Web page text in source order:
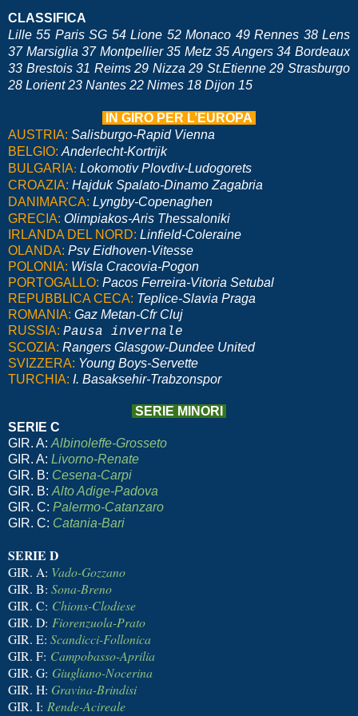
CLASSIFICA
Lille 55 Paris SG 54 Lione 52 Monaco 49 Rennes 38 Lens
37 Marsiglia 37 Montpellier 35 Metz 35 Angers 34 Bordeaux
33 Brestois 31 Reims 29 Nizza 29 St.Etienne 29 Strasburgo
28 Lorient 23 Nantes 22 Nimes 18 Dijon 15
IN GIRO PER L’EUROPA
AUSTRIA: Salisburgo-Rapid Vienna
BELGIO: Anderlecht-Kortrijk
BULGARIA: Lokomotiv Plovdiv-Ludogorets
CROAZIA: Hajduk Spalato-Dinamo Zagabria
DANIMARCA: Lyngby-Copenaghen
GRECIA: Olimpiakos-Aris Thessaloniki
IRLANDA DEL NORD: Linfield-Coleraine
OLANDA: Psv Eidhoven-Vitesse
POLONIA: Wisla Cracovia-Pogon
PORTOGALLO: Pacos Ferreira-Vitoria Setubal
REPUBBLICA CECA: Teplice-Slavia Praga
ROMANIA: Gaz Metan-Cfr Cluj
RUSSIA: Pausa invernale
SCOZIA: Rangers Glasgow-Dundee United
SVIZZERA: Young Boys-Servette
TURCHIA: I. Basaksehir-Trabzonspor
SERIE MINORI
SERIE C
GIR. A:Albinoleffe-Grosseto
GIR. A: Livorno-Renate
GIR. B: Cesena-Carpi
GIR. B:Alto Adige-Padova
GIR. C: Palermo-Catanzaro
GIR. C: Catania-Bari
SERIE D
GIR. A: Vado-Gozzano
GIR. B: Sona-Breno
GIR. C: Chions-Clodiese
GIR. D: Fiorenzuola-Prato
GIR. E: Scandicci-Follonica
GIR. F: Campobasso-Aprilia
GIR. G: Giugliano-Nocerina
GIR. H: Gravina-Brindisi
GIR. I: Rende-Acireale